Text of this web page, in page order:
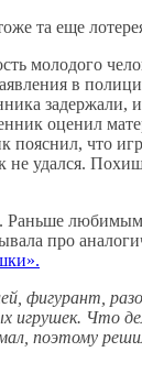
та еще
молодого
в
задержали,
оценил
пояснил, что
не удался.
Раньше
про
фигурант,
игрушек. Что
поэтому